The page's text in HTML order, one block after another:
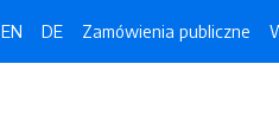
EN DE Zamówienia publiczne